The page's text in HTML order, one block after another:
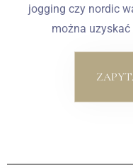
jogging czy nordic
można